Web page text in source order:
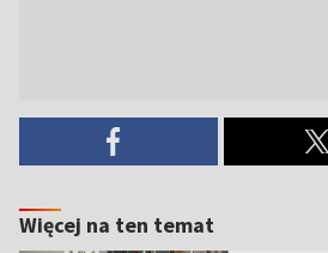
Więcej na ten temat